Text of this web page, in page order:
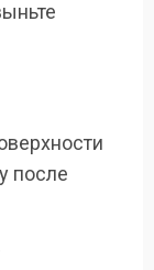
после